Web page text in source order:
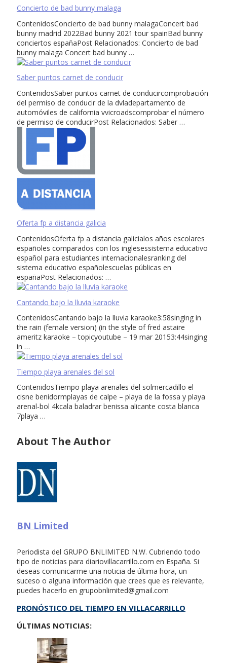
Concierto de bad bunny malaga
ContenidosConcierto de bad bunny malagaConcert bad
bunny madrid 2022Bad bunny 2021 tour spainBad bunny
conciertos españaPost Relacionados: Concierto de bad
bunny malaga Concert bad bunny …
Saber puntos carnet de conducir
ContenidosSaber puntos carnet de conducircomprobación
del permiso de conducir de la dvladepartamento de
automóviles de california vvicroadscomprobar el número
de permiso de conducirPost Relacionados: Saber …
Oferta fp a distancia galicia
ContenidosOferta fp a distancia galicialos años escolares
españoles comparados con los inglesessistema educativo
español para estudiantes internacionalesranking del
sistema educativo españolescuelas públicas en
españaPost Relacionados: …
Cantando bajo la lluvia karaoke
ContenidosCantando bajo la lluvia karaoke3:58singing in
the rain (female version) (in the style of fred astaire
ameritz karaoke – topicyoutube – 19 mar 20153:44singing
in …
Tiempo playa arenales del sol
ContenidosTiempo playa arenales del solmercadillo el
cisne benidormplayas de calpe – playa de la fossa y playa
arenal-bol 4kcala baladrar benissa alicante costa blanca
7playa …
About The Author
BN Limited
Periodista del GRUPO BNLIMITED N.W. Cubriendo todo
tipo de noticias para diariovillacarrillo.com en España. Si
deseas comunicarme una noticia de última hora, un
suceso o alguna información que crees que es relevante,
puedes hacerlo en grupobnlimited@gmail.com
PRONÓSTICO DEL TIEMPO EN VILLACARRILLO
ÚLTIMAS NOTICIAS: